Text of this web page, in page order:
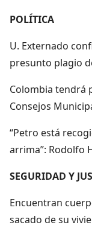
POLÍTICA
U. Externado
presunto plagio
Colombia tendrá
Consejos
“Petro está
arrima”: Rodolfo
SEGURIDAD Y
Encuentran
sacado de su